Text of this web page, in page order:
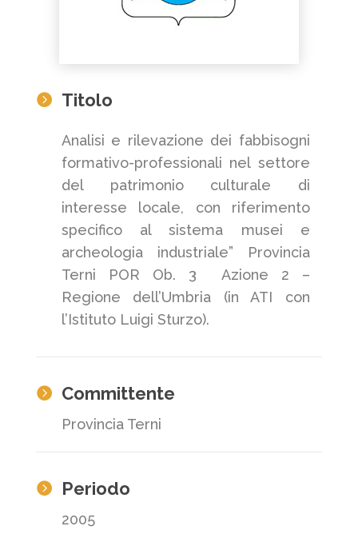
 Titolo
Analisi e rilevazione dei fabbisogni
formativo-professionali nel settore
del patrimonio culturale di
interesse locale, con riferimento
specifico al sistema musei e
archeologia industriale” Provincia
Terni POR Ob. 3 Azione 2 –
Regione dell’Umbria (in ATI con
l’Istituto Luigi Sturzo).
 Committente
Provincia Terni
 Periodo
2005